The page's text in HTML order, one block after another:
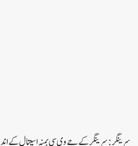
سرینگر:سرینگر کے جے وی سی بمنہ اسپتال کے